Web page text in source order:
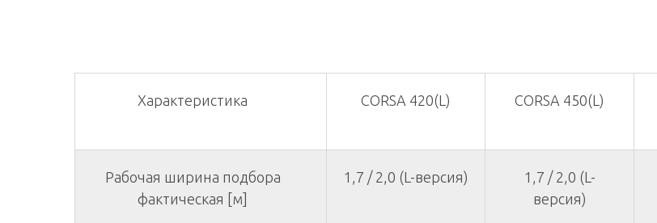
Характеристика CORSA 420(L) CORSA 450(L)
Рабочая ширина подбора
фактическая [м]
1,7 / 2,0 (L-версия)
1,7 / 2,0 (L-
версия)